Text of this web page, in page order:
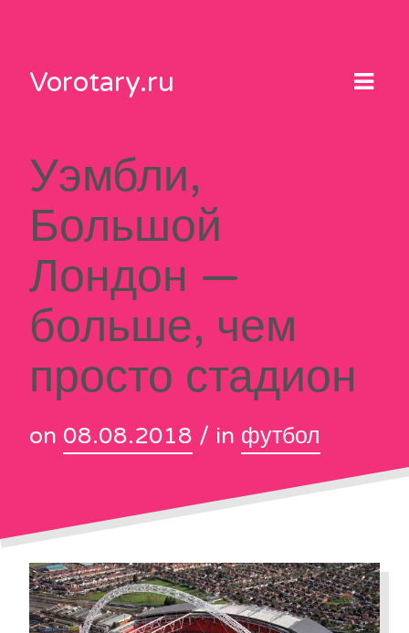
contentVorotary.ru
Уэмбли,
Большой
Лондон —
больше, чем
просто стадион
on 08.08.2018 / in футбол